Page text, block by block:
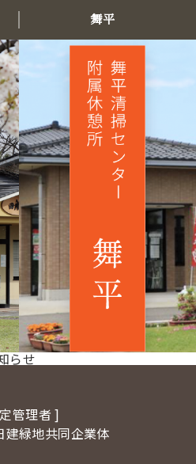
舞平
らせ
管理者 ]
建緑地共同企業体